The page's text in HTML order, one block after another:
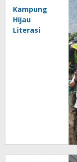
Kampung
Hijau
Literasi
Berbudaya
Literasi